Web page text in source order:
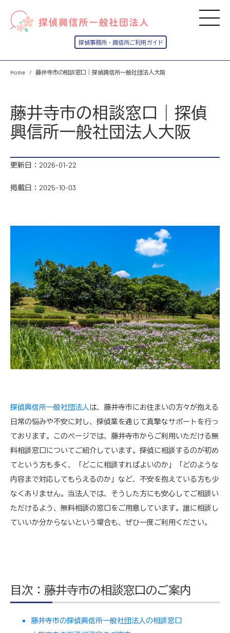
Home 藤井寺市の相談窓口｜探偵興信所一般社団法人大阪
藤井寺市の相談窓口｜探偵
興信所一般社団法人大阪
更新日：2026-01-22
掲載日：2025-10-03
探偵興信所一般社団法人 は、藤井寺市にお住まいの方々が抱える
日常の悩みや不安に対し、探偵業を通じて真摯なサポートを行っ
ております。このページでは、藤井寺市からご利用いただける無
料相談窓口についてご紹介しています。探偵に相談するのが初め
てという方も多く、「どこに相談すればよいのか」「どのような
内容まで対応してもらえるのか」など、不安を抱えている方も少
なくありません。当法人では、そうした方にも安心してご相談い
ただけるよう、無料相談の窓口をご用意しています。誰に相談し
ていいか分からないという場合も、ぜひ一度ご利用ください。
目次：藤井寺市の相談窓口のご案内
藤井寺市の探偵興信所一般社団法人の相談窓口